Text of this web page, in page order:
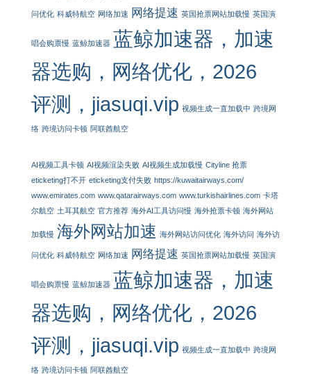
问优化 科威特航空 网络加速 网络提速 英国抢票网站加载慢 英国演
唱会购票慢 蓝鲸加速器 蓝鲸加速器，加速
器选购，网络优化，2026
评测，jiasuqi.vip 视频生成一直加载中 跨境网
络 跨境访问卡顿 阿联酋航空
AI视频工具卡顿 AI视频渲染失败 AI视频生成加载慢 Cityline 抢票
eticketing打不开 eticketing支付失败 https://kuwaitairways.com/
www.emirates.com www.qatarairways.com www.turkishairlines.com 卡塔
尔航空 土耳其航空 官方推荐 海外AI工具访问慢 海外抢票卡顿 海外网站
加载慢 海外网站加速 海外网站访问优化 海外访问 海外访
问优化 科威特航空 网络加速 网络提速 英国抢票网站加载慢 英国演
唱会购票慢 蓝鲸加速器 蓝鲸加速器，加速
器选购，网络优化，2026
评测，jiasuqi.vip 视频生成一直加载中 跨境网
络 跨境访问卡顿 阿联酋航空